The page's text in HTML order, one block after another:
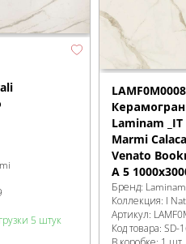
5 штук
LAMF0M0008
Laminam
Marmi
Venato
A 5
Бренд: Laminam
Коллекция: I
Артикул:
Код товара: SD-